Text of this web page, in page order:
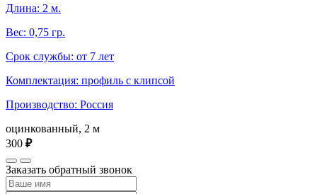
Длина: 2 м.
Вес: 0,75 гр.
Срок службы: от 7 лет
Комплектация: профиль с клипсой
Производство: Россия
оцинкованный, 2 м
300 ₽
Заказать обратный звонок